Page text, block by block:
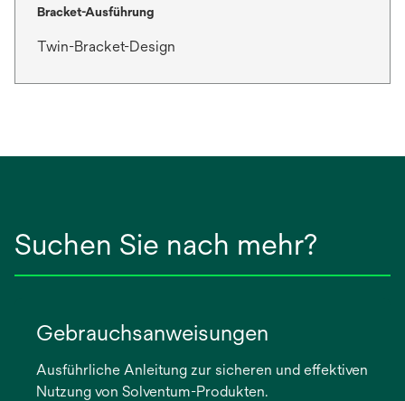
Bracket-Ausführung
Twin-Bracket-Design
Suchen Sie nach mehr?
Gebrauchsanweisungen
Ausführliche Anleitung zur sicheren und effektiven
Nutzung von Solventum-Produkten.